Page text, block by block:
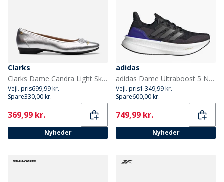
Clarks
Clarks Dame Candra Light Sko Silver Metallic
Vejl. pris699,99 kr.
Spare330,00 kr.
Current
369,99 kr.
Nyheder
adidas
adidas Dame Ultraboost 5 Neutrale Løbesko Core Black/Night Metallic/Night Flash
Vejl. pris1.349,99 kr.
Spare600,00 kr.
Current
749,99 kr.
Nyheder